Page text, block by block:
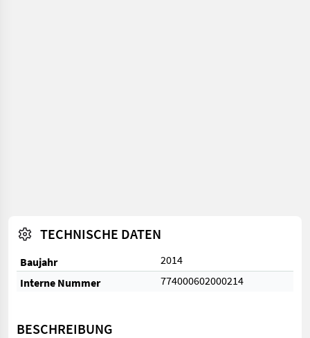
TECHNISCHE DATEN
Baujahr
2014
Interne Nummer
774000602000214
BESCHREIBUNG